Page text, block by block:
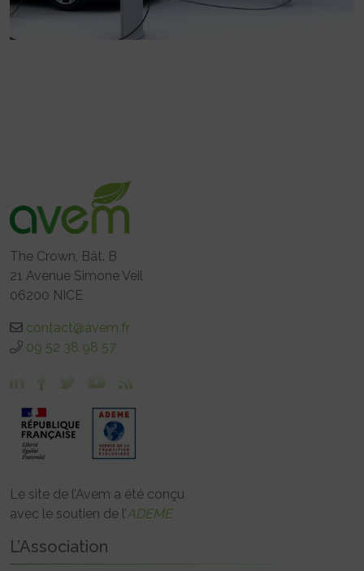
The Crown, Bât. B
21 Avenue Simone Veil
06200 NICE
contact@avem.fr
09 52 38 98 57
Le site de l’Avem a été conçu
avec le soutien de l’ADEME
L’Association